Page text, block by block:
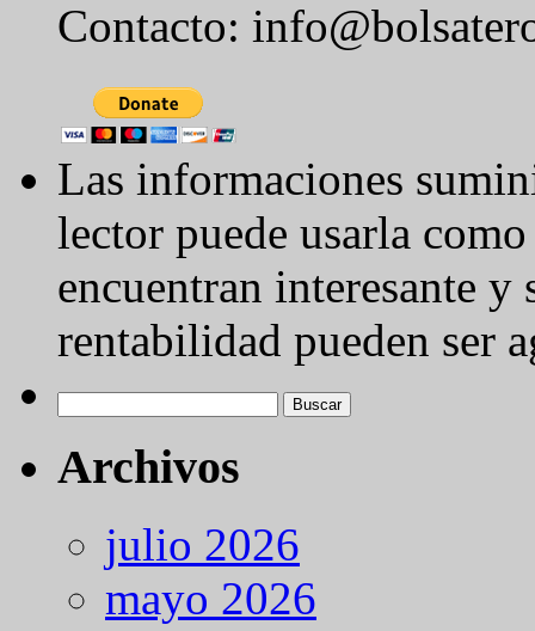
Contacto:
Las informaciones
lector puede usarla
encuentran interesante y
rentabilidad pueden ser
Archivos
julio 2026
mayo 2026